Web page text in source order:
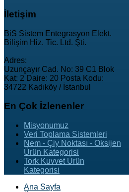
İletişim
BiS Sistem Entegrasyon Elekt.
Bilişim Hiz. Tic. Ltd. Şti.
Adres:
Uzunçayır Cad. No: 39 C1 Blok
Kat: 2 Daire: 20 Posta Kodu:
34722 Kadıköy / İstanbul
En Çok İzlenenler
Misyonumuz
Veri Toplama Sistemleri
Nem - Çiy Noktası - Oksijen
Ürün Kategorisi
Tork Kuvvet Ürün
Kategorisi
Ana Sayfa